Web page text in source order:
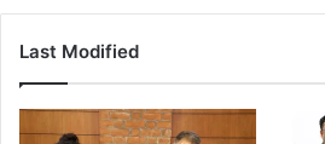
Last Modified